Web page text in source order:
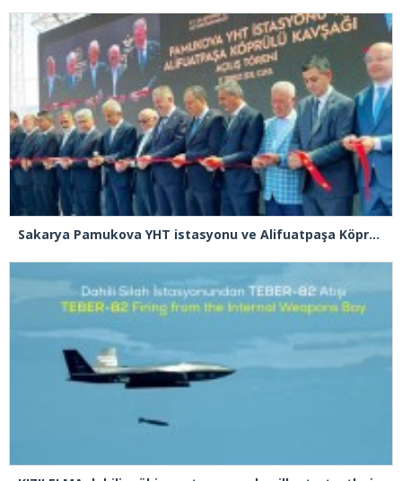
Sakarya Pamukova YHT istasyonu ve Alifuatpaşa Köprülü Kavşağı açılışı gerçekleşti